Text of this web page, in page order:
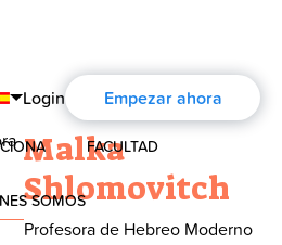
Login Empezar ahora
FACULTAD
SOMOS
Malka
Shlomovitch
Profesora de Hebreo Moderno